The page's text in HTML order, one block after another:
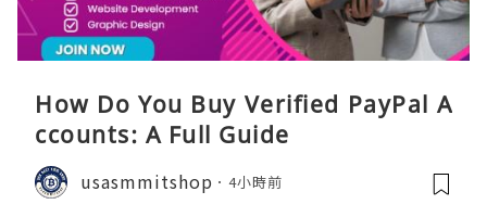
How Do You Buy Verified PayPal A
ccounts: A Full Guide
usasmmitshop 4小時前